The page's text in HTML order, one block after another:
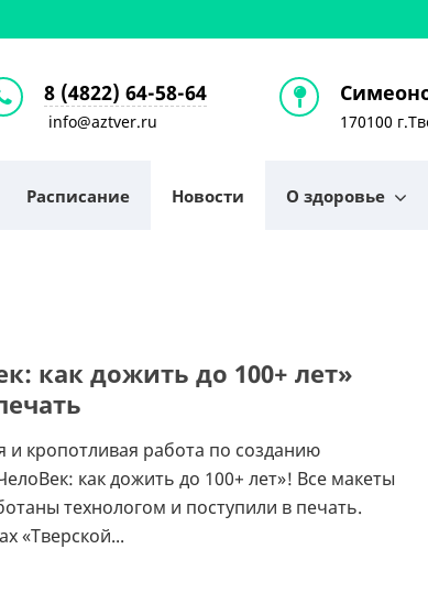
8 (4822) 64-58-64
info@aztver.ru 170100
Расписание Новости О здоровье
как дожить до 100+ лет»
и кропотливая работа по созданию
как дожить до 100+ лет»! Все макеты
технологом и поступили в печать.
«Тверской...